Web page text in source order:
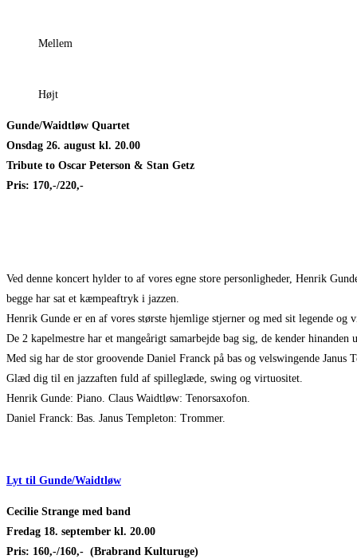
Mellem
Højt
Gunde/Waidtløw Quartet
Onsdag 26. august kl. 20.00
Tribute to Oscar Peterson & Stan Getz
Pris: 170,-/220,-
Ved denne koncert hylder to af vores egne store personligheder, Henrik
begge har sat et kæmpeaftryk i jazzen.
Henrik Gunde er en af vores største hjemlige stjerner og med sit legende
De 2 kapelmestre har et mangeårigt samarbejde bag sig, de kender
Med sig har de stor groovende Daniel Franck på bas og velswingende Janus
Glæd dig til en jazzaften fuld af spilleglæde, swing og virtuositet.
Henrik Gunde: Piano. Claus Waidtløw: Tenorsaxofon.
Daniel Franck: Bas. Janus Templeton: Trommer.
Lyt til Gunde/Waidtløw
Cecilie Strange med band
Fredag 18. september kl. 20.00
Pris: 160,-/160,- (Brabrand Kulturuge)